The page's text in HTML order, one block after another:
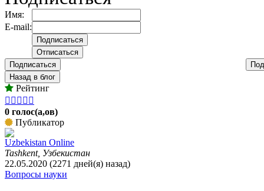
Имя:
E-mail:
Подписаться
Назад в блог
Рейтинг
    
0 голос(а,ов)
Публикатор
Uzbekistan Online
Tashkent, Узбекистан
22.05.2020 (2271 дней(я) назад)
Вопросы науки